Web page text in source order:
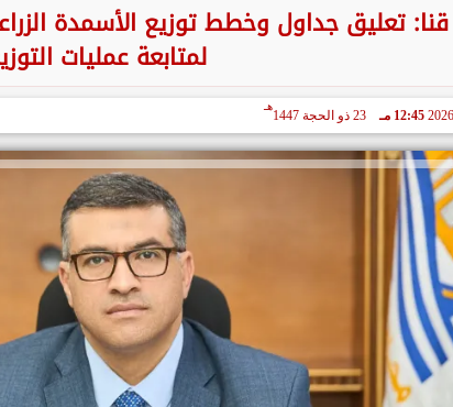
تعليق جداول وخطط توزيع الأسمدة
لمتابعة عمليات
12:45 مـ 23 ذو الحجة 1447
هـ